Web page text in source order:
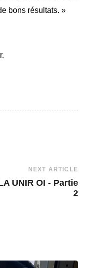
bons résultats. »
NEXT ARTICLE
UNIR OI - Partie
2